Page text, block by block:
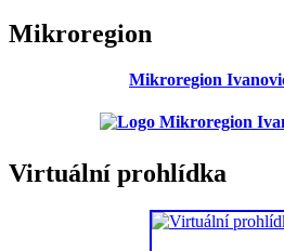
Mikroregion
Mikroregion
Virtuální prohlídka